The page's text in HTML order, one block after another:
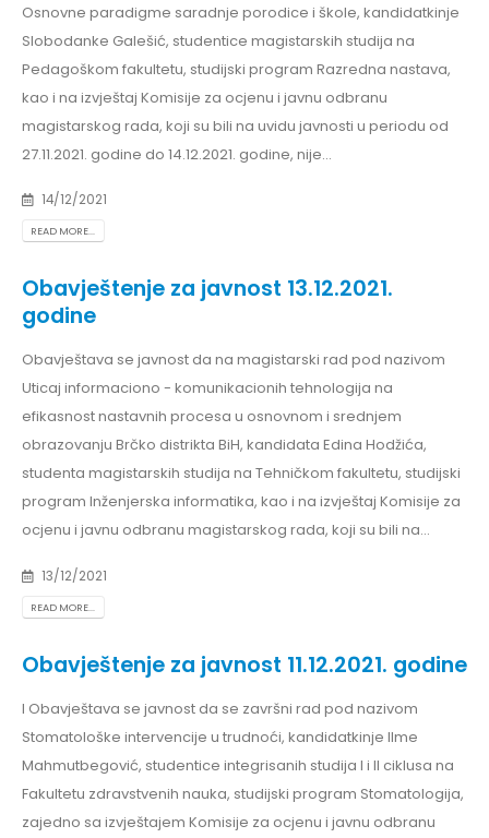
Osnovne paradigme saradnje porodice i škole, kandidatkinje
Slobodanke Galešić, studentice magistarskih studija na
Pedagoškom fakultetu, studijski program Razredna nastava,
kao i na izvještaj Komisije za ocjenu i javnu odbranu
magistarskog rada, koji su bili na uvidu javnosti u periodu od
27.11.2021. godine do 14.12.2021. godine, nije...
14/12/2021
READ MORE...
Obavještenje za javnost 13.12.2021.
godine
Obavještava se javnost da na magistarski rad pod nazivom
Uticaj informaciono - komunikacionih tehnologija na
efikasnost nastavnih procesa u osnovnom i srednjem
obrazovanju Brčko distrikta BiH, kandidata Edina Hodžića,
studenta magistarskih studija na Tehničkom fakultetu, studijski
program Inženjerska informatika, kao i na izvještaj Komisije za
ocjenu i javnu odbranu magistarskog rada, koji su bili na...
13/12/2021
READ MORE...
Obavještenje za javnost 11.12.2021. godine
I Obavještava se javnost da se završni rad pod nazivom
Stomatološke intervencije u trudnoći, kandidatkinje Ilme
Mahmutbegović, studentice integrisanih studija I i II ciklusa na
Fakultetu zdravstvenih nauka, studijski program Stomatologija,
zajedno sa izvještajem Komisije za ocjenu i javnu odbranu